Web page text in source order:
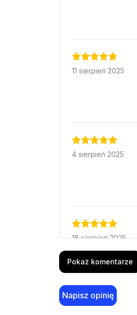
11 sierpień 2025
4 sierpień 2025
18 sierpień 2025
Pokaż komentarze
Napisz opinię